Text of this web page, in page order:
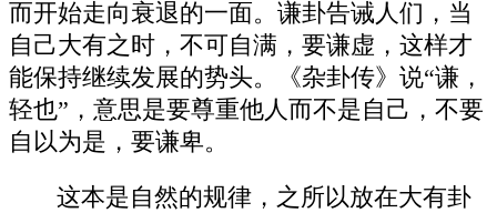
而开始走向衰退的一面。谦卦告诫人们，当
自己大有之时，不可自满，要谦虚，这样才
能保持继续发展的势头。《杂卦传》说“谦，
轻也”，意思是要尊重他人而不是自己，不要
自以为是，要谦卑。
这本是自然的规律，之所以放在大有卦